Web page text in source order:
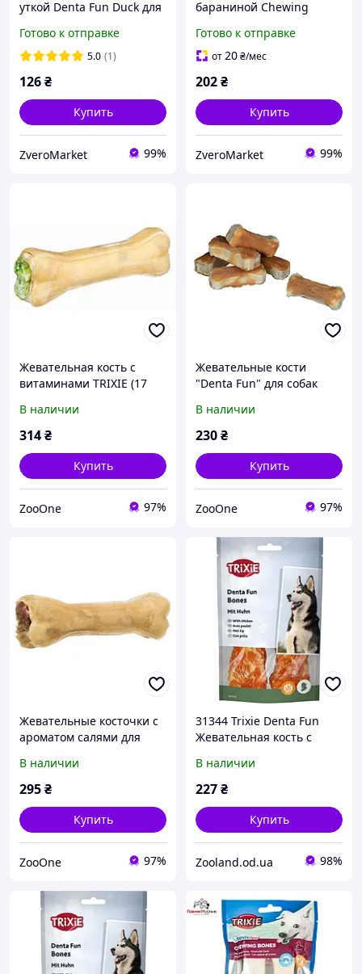
уткой Denta Fun Duck для
(2 шт/уп)
Готово к отправке
5.0 (1)
126₴
Купить
ZveroMarket 99%
бараниной Chewing
собак Trixie (Трикси) 2 х 40
г
Готово к отправке
от20₴/мес
202₴
Купить
ZveroMarket 99%
Жевательная кость с
витаминами TRIXIE (17
В наличии
314₴
Купить
ZooOne 97%
Жевательные кости
"Denta Fun" для собак
В наличии
230₴
Купить
ZooOne 97%
Жевательные косточки с
ароматом салями для
В наличии
295₴
Купить
ZooOne 97%
31344 Trixie Denta Fun
Жевательная кость с
В наличии
227₴
Купить
Zooland.od.ua 98%